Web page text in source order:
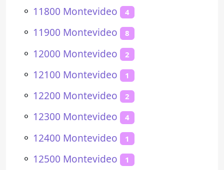
⚬ 11800 Montevideo 4
⚬ 11900 Montevideo 8
⚬ 12000 Montevideo 2
⚬ 12100 Montevideo 1
⚬ 12200 Montevideo 2
⚬ 12300 Montevideo 4
⚬ 12400 Montevideo 1
⚬ 12500 Montevideo 1